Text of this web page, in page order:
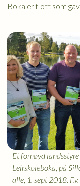
Boka er flott som
Et fornøyd
Leirskoleboka, på
alle, 1. sept 2018.